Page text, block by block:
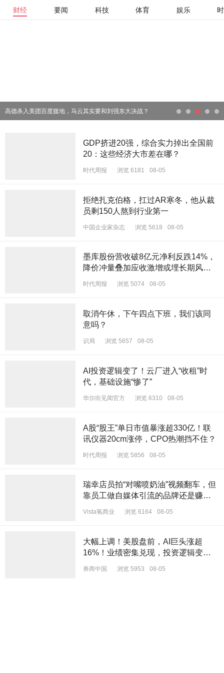
财经 要闻 科技 体育 娱乐
高德杀入美团百度腹地，马云其实要和刘强东大决战？
GDP挤进20强，综合实力掉出全国前
20：这些经济大市差在哪？
时代周报 浏览 6181 08-05
拒绝扎克伯格，扛过AR寒冬，他从裁
员剩150人熬到行业第一
中国企业家杂志 浏览 5618 08-05
墨库股份营收破8亿元净利反跌14%，
降价冲量叠加应收激增或埋长期风险
丨读懂IPO
时代周报 浏览 5074 08-05
取消午休，下午四点下班，我们该同
意吗？
识局 浏览 5657 08-05
AI投资逻辑变了！云厂进入“收租”时
代，基础设施“惨了”
华尔街见闻官方 浏览 6310 08-05
A股“股王”单日市值暴涨超330亿！联
讯仪器20cm涨停，CPO热潮挡不住？
时代周报 浏览 5856 08-05
瑞幸店员拍“对嘴喷奶油”视频翻车，但
靠员工做自媒体引流的品牌还是赚
了？
Vista氢商业 浏览 6164 08-05
大幅上调！美股盘前，AI巨头涨超
16%！业绩密集兑现，投资逻辑变
券商中国 浏览 5953 08-05